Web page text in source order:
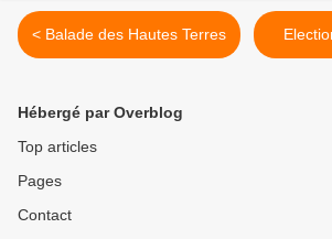
< Balade des Hautes Terres
Hébergé par Overblog
Top articles
Pages
Contact